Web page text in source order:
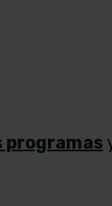
programas